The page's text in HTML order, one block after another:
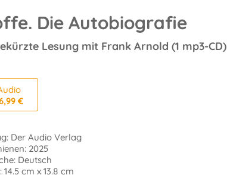
Die Autobiografie
Lesung mit Frank Arnold (1 mp3-CD)
€
Der Audio Verlag
2025
Deutsch
14.5 cm x 13.8 cm